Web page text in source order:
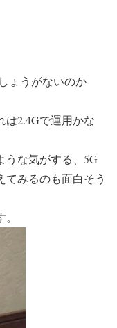
ょうがないのか
は2.4Gで運用かな
うな気がする、5G
てみるのも面白そう